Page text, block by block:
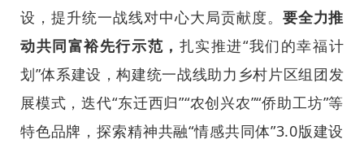
设，提升统一战线对中心大局贡献度。 要全力推
动共同富裕先行示范， 扎实推进“我们的幸福计
划”体系建设，构建统一战线助力乡村片区组团发
展模式，迭代“东迁西归”“农创兴农”“侨助工坊”等
特色品牌，探索精神共融“情感共同体”3.0版建设